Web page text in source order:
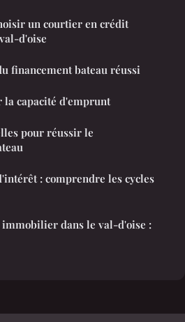
un courtier en crédit
d'oise
financement bateau réussi
la capacité d'emprunt
pour réussir le
: comprendre les cycles
dans le val-d'oise :